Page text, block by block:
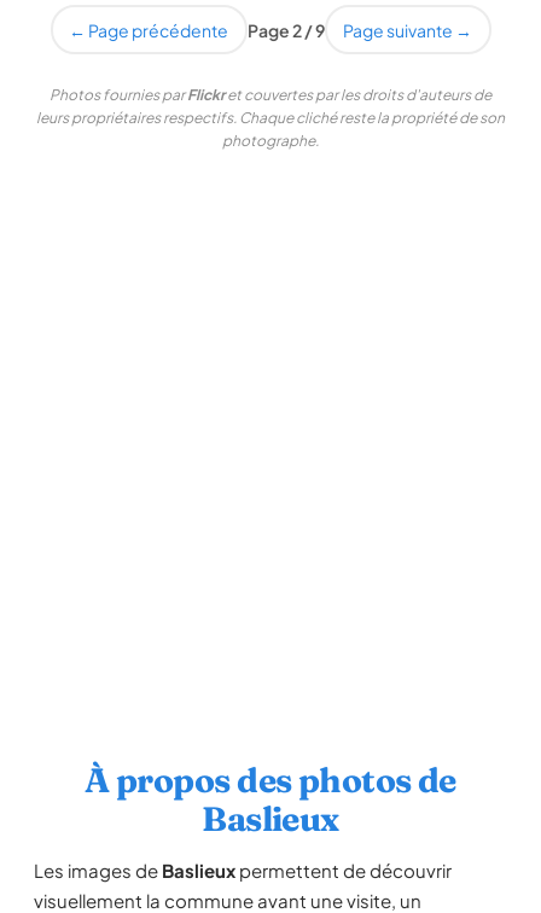
← Page précédente Page 2 / 9 Page suivante →
Photos fournies parFlickret couvertes par les droits d'auteurs de
leurs propriétaires respectifs. Chaque cliché reste la propriété de son
photographe.
À propos des photos de
Baslieux
Les images de Baslieux permettent de découvrir
visuellement la commune avant une visite, un